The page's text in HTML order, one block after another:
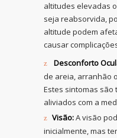
altitudes elevadas
seja reabsorvida,
altitude podem
causar
Desconforto
de areia, arranhão
Estes sintomas
aliviados com a
Visão:A visão
inicialmente, mas